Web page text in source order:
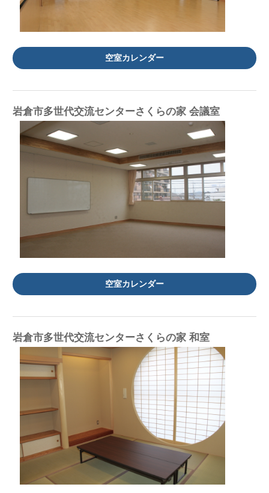
空室カレンダー
岩倉市多世代交流センターさくらの家 会議室
空室カレンダー
岩倉市多世代交流センターさくらの家 和室